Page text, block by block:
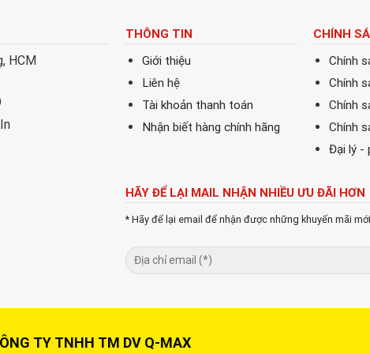
HCM
THÔNG TIN
Giới thiệu
Liên hệ
Tài khoản thanh toán
Nhận biết hàng chính hãng
CHÍNH
Chính
Chính
Chính
Chính
Đại lý -
HÃY ĐỂ LẠI MAIL NHẬN NHIỀU ƯU ĐÃI HƠN
* Hãy để lại email để nhận được những khuyến mãi
TY TNHH TM DV Q-MAX